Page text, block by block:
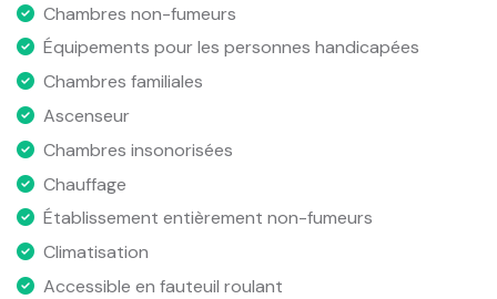
Chambres non-fumeurs
Équipements pour les personnes handicapées
Chambres familiales
Ascenseur
Chambres insonorisées
Chauffage
Établissement entièrement non-fumeurs
Climatisation
Accessible en fauteuil roulant